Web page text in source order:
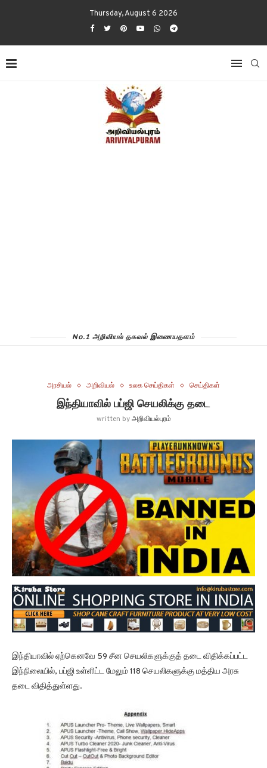
Thursday, August 6 2026
No.1 அறிவியல் தகவல் இணையதளம்
அரசியல் அறிவியல் உலக செய்திகள் செய்திகள்
இந்தியாவில் பப்ஜி செயலிக்கு தடை
written byஅறிவியல்புரம்
இந்தியாவில் ஏற்கெனவே 59 சீன செயலிகளுக்குத் தடை விதிக்கப்பட்ட
இந்நிலையில், பப்ஜி உள்ளிட்ட மேலும் 118 செயலிகளுக்கு மத்திய அரசு
தடை விதித்துள்ளது.